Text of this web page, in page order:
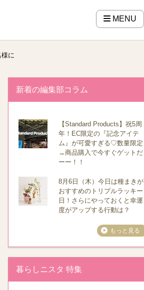
MENU
に
新着の編集部コラム
【Standard Products】祝5周
年！EC限定の『記念アイテ
ム』が可愛すぎる♡数量限定
→商品購入で今すぐゲットだ
ーー！！
8月6日（木）今日は種まきが
おすすめのトリプルラッキー
日！さらにやっておくと幸運
度がアップする行動は？
もっと見る
暮らしニスタ 特集